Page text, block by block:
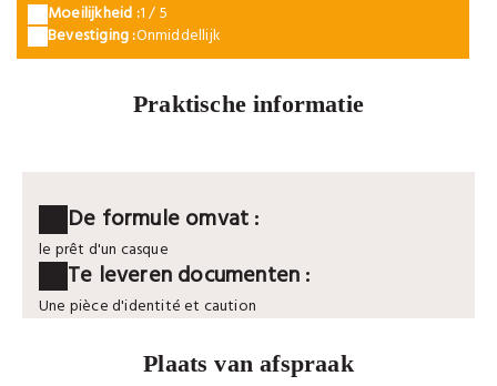
Moeilijkheid :1 / 5
Bevestiging :Onmiddellijk
Praktische informatie
De formule omvat :
le prêt d'un casque
Te leveren documenten :
Une pièce d'identité et caution
Plaats van afspraak